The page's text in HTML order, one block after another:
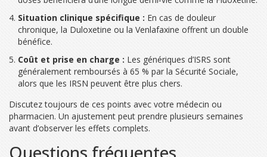
Situation clinique spécifique : En cas de douleur
chronique, la Duloxetine ou la Venlafaxine offrent un double
bénéfice.
Coût et prise en charge : Les génériques d’ISRS sont
généralement remboursés à 65 % par la Sécurité Sociale,
alors que les IRSN peuvent être plus chers.
Discutez toujours de ces points avec votre médecin ou
pharmacien. Un ajustement peut prendre plusieurs semaines
avant d’observer les effets complets.
Questions fréquentes